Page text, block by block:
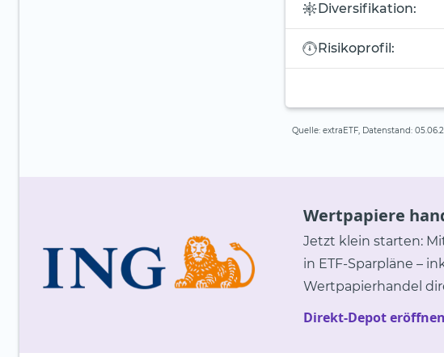
Diversifikation:
Risikoprofil:
Quelle: extraETF, Datenstand:
Wertpapiere
Jetzt klein starten:
in ETF-Sparpläne –
Wertpapierhandel
Direkt-Depot eröffnen